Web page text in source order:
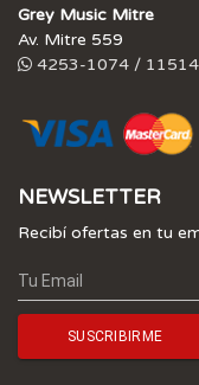
Grey Music Mitre
Av. Mitre 559
4253-1074 /
NEWSLETTER
Recibí ofertas en tu